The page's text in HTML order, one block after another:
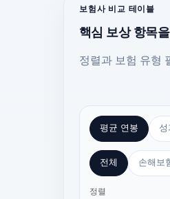
보험사 비교 테이블
핵심 보상 항목
정렬과 보험 유형
평균 연봉 성
전체 손해보
정렬